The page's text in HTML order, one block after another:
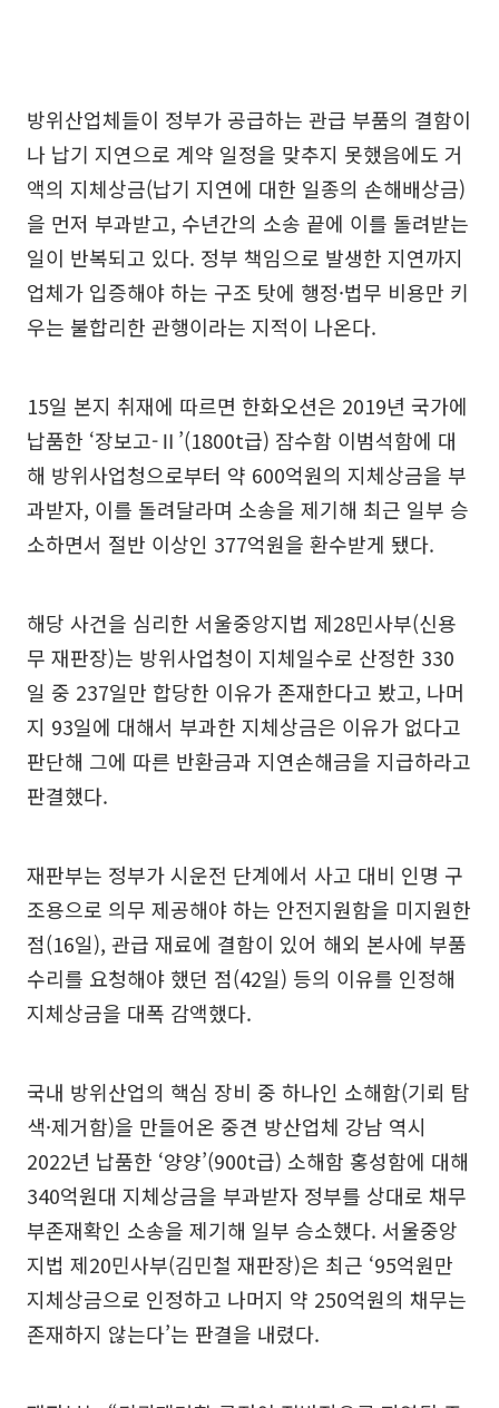
방위산업체들이 정부가 공급하는 관급 부품의 결함이
나 납기 지연으로 계약 일정을 맞추지 못했음에도 거
액의 지체상금(납기 지연에 대한 일종의 손해배상금)
을 먼저 부과받고, 수년간의 소송 끝에 이를 돌려받는
일이 반복되고 있다. 정부 책임으로 발생한 지연까지
업체가 입증해야 하는 구조 탓에 행정·법무 비용만 키
우는 불합리한 관행이라는 지적이 나온다.
15일 본지 취재에 따르면 한화오션은 2019년 국가에
납품한 ‘장보고-Ⅱ’(1800t급) 잠수함 이범석함에 대
해 방위사업청으로부터 약 600억원의 지체상금을 부
과받자, 이를 돌려달라며 소송을 제기해 최근 일부 승
소하면서 절반 이상인 377억원을 환수받게 됐다.
해당 사건을 심리한 서울중앙지법 제28민사부(신용
무 재판장)는 방위사업청이 지체일수로 산정한 330
일 중 237일만 합당한 이유가 존재한다고 봤고, 나머
지 93일에 대해서 부과한 지체상금은 이유가 없다고
판단해 그에 따른 반환금과 지연손해금을 지급하라고
판결했다.
재판부는 정부가 시운전 단계에서 사고 대비 인명 구
조용으로 의무 제공해야 하는 안전지원함을 미지원한
점(16일), 관급 재료에 결함이 있어 해외 본사에 부품
수리를 요청해야 했던 점(42일) 등의 이유를 인정해
지체상금을 대폭 감액했다.
국내 방위산업의 핵심 장비 중 하나인 소해함(기뢰 탐
색·제거함)을 만들어온 중견 방산업체 강남 역시
2022년 납품한 ‘양양’(900t급) 소해함 홍성함에 대해
340억원대 지체상금을 부과받자 정부를 상대로 채무
부존재확인 소송을 제기해 일부 승소했다. 서울중앙
지법 제20민사부(김민철 재판장)은 최근 ‘95억원만
지체상금으로 인정하고 나머지 약 250억원의 채무는
존재하지 않는다’는 판결을 내렸다.